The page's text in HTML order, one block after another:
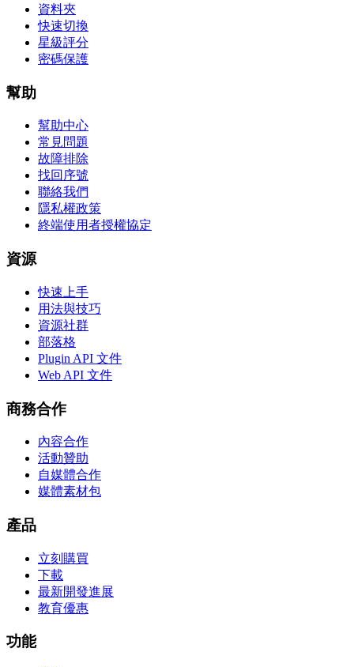
資料夾
快速切換
星級評分
密碼保護
幫助
幫助中心
常見問題
故障排除
找回序號
聯絡我們
隱私權政策
終端使用者授權協定
資源
快速上手
用法與技巧
資源社群
部落格
Plugin API 文件
Web API 文件
商務合作
內容合作
活動贊助
自媒體合作
媒體素材包
產品
立刻購買
下載
最新開發進展
教育優惠
功能